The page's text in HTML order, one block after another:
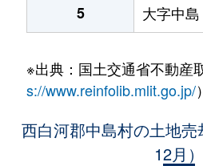
5
大字中島
※出典：国土交通省不動産
s://www.reinfolib.mlit.go.jp/
西白河郡中島村の土地売
12月）